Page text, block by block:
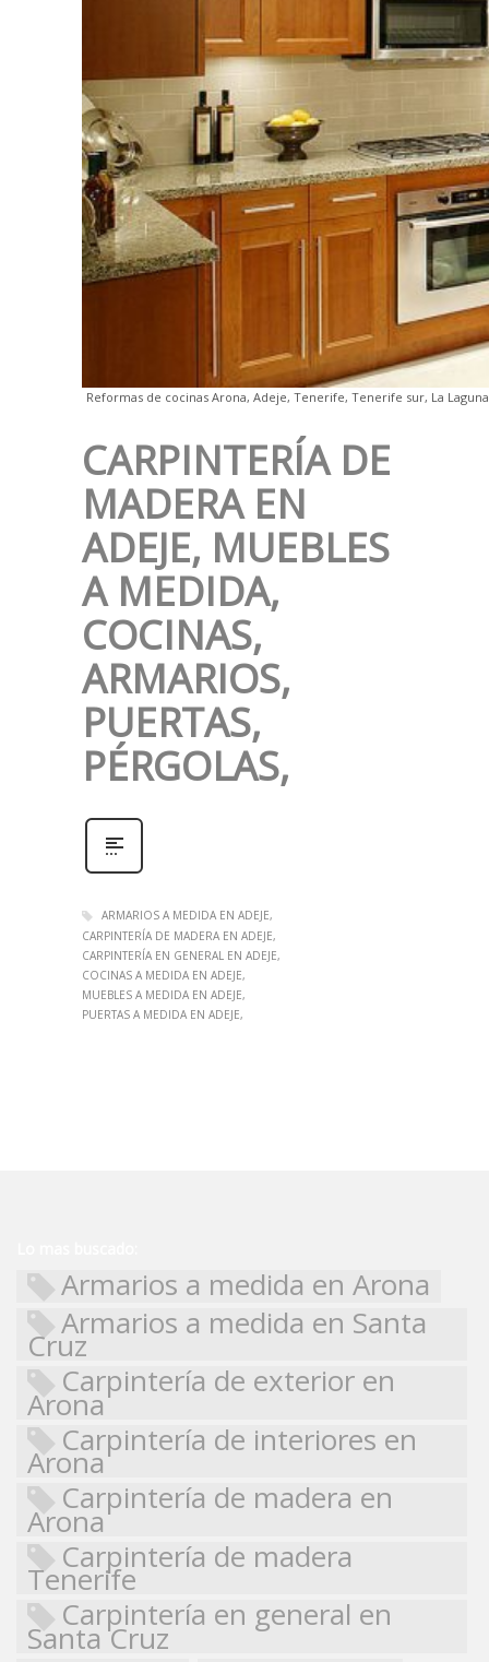
Reformas de cocinas Arona, Adeje, Tenerife, Tenerife sur, La
CARPINTERÍA DE
MADERA EN
ADEJE, MUEBLES
A MEDIDA,
COCINAS,
ARMARIOS,
PUERTAS,
PÉRGOLAS,
ARMARIOS A MEDIDA EN ADEJE
CARPINTERÍA DE MADERA EN ADEJE
CARPINTERÍA EN GENERAL EN ADEJE
COCINAS A MEDIDA EN ADEJE
MUEBLES A MEDIDA EN ADEJE
PUERTAS A MEDIDA EN ADEJE
Armarios a medida en Arona
Armarios a medida en Santa
Cruz
Carpintería de exterior en
Arona
Carpintería de interiores en
Arona
Carpintería de madera en
Arona
Carpintería de madera
Tenerife
Carpintería en general en
Santa Cruz